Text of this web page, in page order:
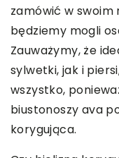
zamówić w
będziemy mogli
Zauważymy, że
sylwetki, jak i
wszystko,
biustonoszy ava
korygująca.